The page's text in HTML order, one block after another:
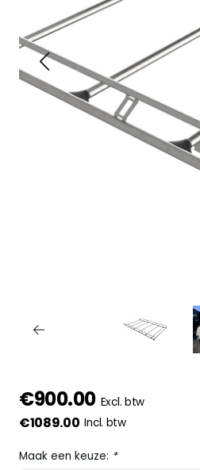
€900.00 Excl. btw
€1089.00 Incl. btw
Maak een keuze: *